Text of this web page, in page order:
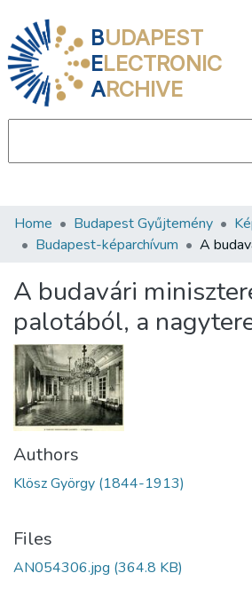
BUDAPEST
ELECTRONIC
ARCHIVE
Communities & Collections
Statistics
About us
Home Budapest Gyűjtemény
Budapest-képarchívum
A budavári
palotából, a
Authors
Klösz György (1844-1913)
Files
AN054306.jpg (364.8 KB)